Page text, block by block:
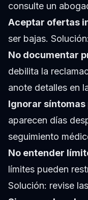
consulte un
Aceptar ofertas
ser bajas.
No documentar
debilita la
anote detalles en
Ignorar
aparecen días
seguimiento
No entender
límites pueden
Solución: revise